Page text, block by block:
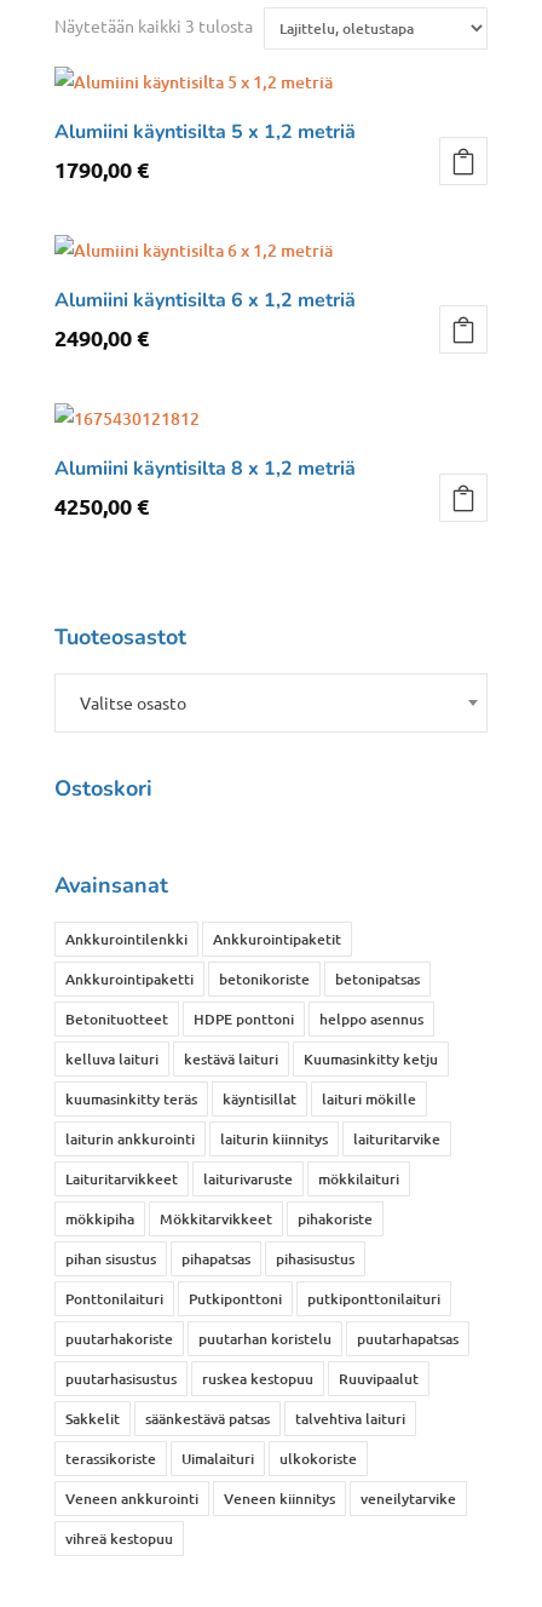
Näytetään kaikki 3 tulosta
Alumiini käyntisilta 5 x 1,2 metriä
1790,00€
Alumiini käyntisilta 6 x 1,2 metriä
2490,00€
Alumiini käyntisilta 8 x 1,2 metriä
4250,00€
Tuoteosastot
Valitse osasto
Ostoskori
Avainsanat
Ankkurointilenkki
Ankkurointipaketit
Ankkurointipaketti
betonikoriste
betonipatsas
Betonituotteet
HDPE ponttoni
helppo asennus
kelluva laituri
kestävä laituri
Kuumasinkitty ketju
kuumasinkitty teräs
käyntisillat
laituri mökille
laiturin ankkurointi
laiturin kiinnitys
laituritarvike
Laituritarvikkeet
laiturivaruste
mökkilaituri
mökkipiha
Mökkitarvikkeet
pihakoriste
pihan sisustus
pihapatsas
pihasisustus
Ponttonilaituri
Putkiponttoni
putkiponttonilaituri
puutarhakoriste
puutarhan koristelu
puutarhapatsas
puutarhasisustus
ruskea kestopuu
Ruuvipaalut
Sakkelit
säänkestävä patsas
talvehtiva laituri
terassikoriste
Uimalaituri
ulkokoriste
Veneen ankkurointi
Veneen kiinnitys
veneilytarvike
vihreä kestopuu